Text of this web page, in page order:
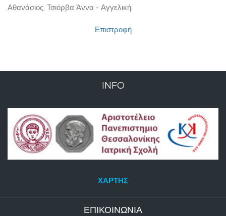
Αθανάσιος, Τσιόρβα Άννα - Αγγελική.
Επιστροφή
INFO
ΧΆΡΤΗΣ
ΕΠΙΚΟΙΝΩΝΊΑ